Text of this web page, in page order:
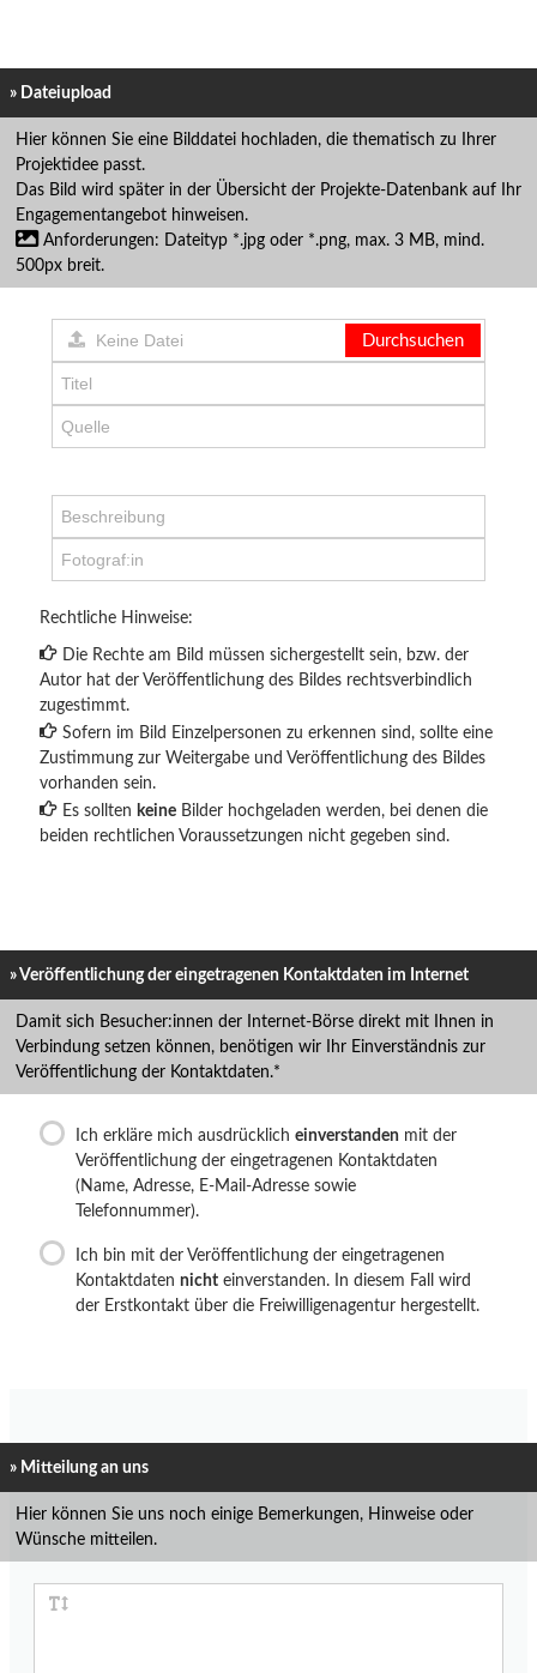
» Dateiupload
Hier können Sie eine Bilddatei hochladen, die thematisch zu Ihrer
Projektidee passt.
Das Bild wird später in der Übersicht der Projekte-Datenbank auf Ihr
Engagementangebot hinweisen.
Anforderungen: Dateityp *.jpg oder *.png, max. 3 MB, mind.
500px breit.
Durchsuchen
Rechtliche Hinweise:
Die Rechte am Bild müssen sichergestellt sein, bzw. der
Autor hat der Veröffentlichung des Bildes rechtsverbindlich
zugestimmt.
Sofern im Bild Einzelpersonen zu erkennen sind, sollte eine
Zustimmung zur Weitergabe und Veröffentlichung des Bildes
vorhanden sein.
Es sollten keine Bilder hochgeladen werden, bei denen die
beiden rechtlichen Voraussetzungen nicht gegeben sind.
» Veröffentlichung der eingetragenen Kontaktdaten im Internet
Damit sich Besucher:innen der Internet-Börse direkt mit Ihnen in
Verbindung setzen können, benötigen wir Ihr Einverständnis zur
Veröffentlichung der Kontaktdaten.*
Ich erkläre mich ausdrücklich einverstanden mit der
Veröffentlichung der eingetragenen Kontaktdaten
(Name, Adresse, E-Mail-Adresse sowie
Telefonnummer).
Ich bin mit der Veröffentlichung der eingetragenen
Kontaktdaten nicht einverstanden. In diesem Fall wird
der Erstkontakt über die Freiwilligenagentur hergestellt.
» Mitteilung an uns
Hier können Sie uns noch einige Bemerkungen, Hinweise oder
Wünsche mitteilen.